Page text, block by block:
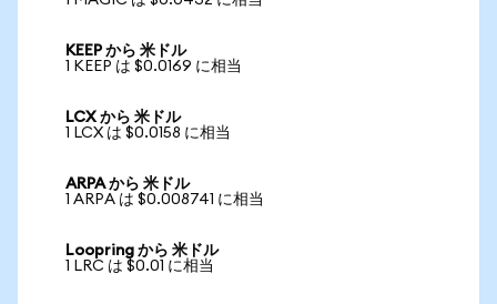
KEEP から 米ドル
1 KEEP は $0.0169 に相当
LCX から 米ドル
1 LCX は $0.0158 に相当
ARPA から 米ドル
1 ARPA は $0.008741 に相当
Loopring から 米ドル
1 LRC は $0.01 に相当